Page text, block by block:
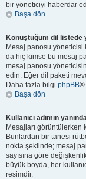
bir yöneticiyi haberdar
Başa dön
Konuştuğum dil listede
Mesaj panosu yöneticisi
da hiç kimse bu mesaj
mesaj panosu
edin. Eğer dil paketi
Daha fazla bilgi phpBB®
Başa dön
Kullanıcı adımın
Mesajları görüntülerken
Bunlardan bir tanesi
nokta şeklinde; mesaj
sayısına göre
büyük boyda, her
resimdir.